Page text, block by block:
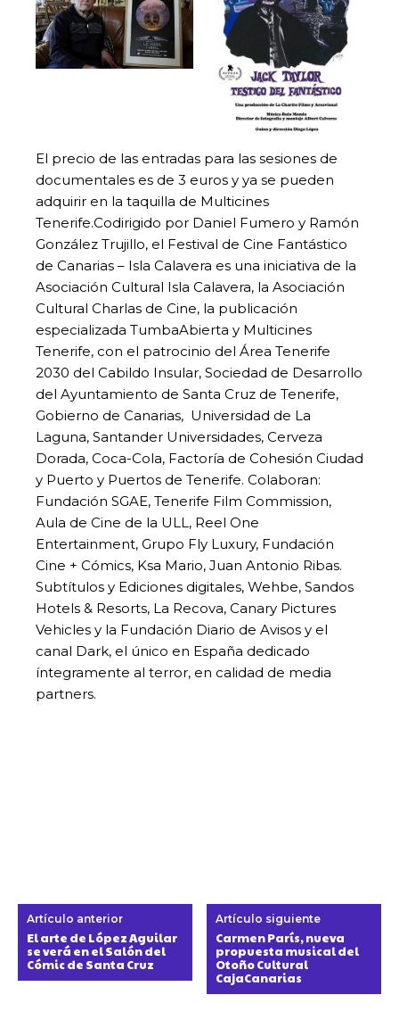
El precio de las entradas para las sesiones de
documentales es de 3 euros y ya se pueden
adquirir en la taquilla de Multicines
Tenerife.Codirigido por Daniel Fumero y Ramón
González Trujillo, el Festival de Cine Fantástico
de Canarias – Isla Calavera es una iniciativa de la
Asociación Cultural Isla Calavera, la Asociación
Cultural Charlas de Cine, la publicación
especializada TumbaAbierta y Multicines
Tenerife, con el patrocinio del Área Tenerife
2030 del Cabildo Insular, Sociedad de Desarrollo
del Ayuntamiento de Santa Cruz de Tenerife,
Gobierno de Canarias, Universidad de La
Laguna, Santander Universidades, Cerveza
Dorada, Coca-Cola, Factoría de Cohesión Ciudad
y Puerto y Puertos de Tenerife. Colaboran:
Fundación SGAE, Tenerife Film Commission,
Aula de Cine de la ULL, Reel One
Entertainment, Grupo Fly Luxury, Fundación
Cine + Cómics, Ksa Mario, Juan Antonio Ribas.
Subtítulos y Ediciones digitales, Wehbe, Sandos
Hotels & Resorts, La Recova, Canary Pictures
Vehicles y la Fundación Diario de Avisos y el
canal Dark, el único en España dedicado
íntegramente al terror, en calidad de media
partners.
Artículo anterior
El arte de López Aguilar
se verá en el Salón del
Cómic de Santa Cruz
Artículo siguiente
Carmen París, nueva
propuesta musical del
Otoño Cultural
CajaCanarias